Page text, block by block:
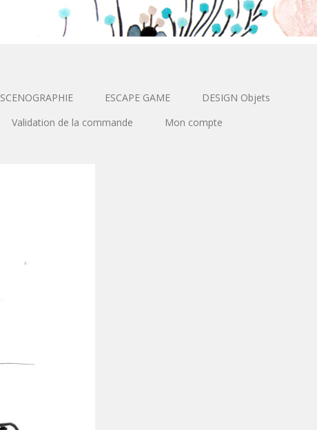
SCENOGRAPHIE ESCAPE GAME
DESIGN Objets
Validation de la commande Mon compte